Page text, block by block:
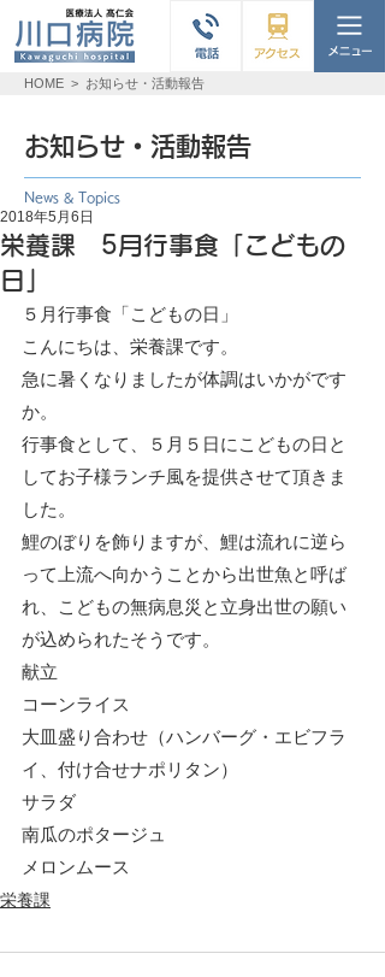
HOME > お知らせ・活動報告
お知らせ・活動報告
News & Topics
栄養課 5月行事食「こどもの
日」
2018年5月6日
５月行事食「こどもの日」
こんにちは、栄養課です。
急に暑くなりましたが体調はいかがです
か。
行事食として、５月５日にこどもの日と
してお子様ランチ風を提供させて頂きま
した。
鯉のぼりを飾りますが、鯉は流れに逆ら
って上流へ向かうことから出世魚と呼ば
れ、こどもの無病息災と立身出世の願い
が込められたそうです。
献立
コーンライス
大皿盛り合わせ（ハンバーグ・エビフラ
イ、付け合せナポリタン）
サラダ
南瓜のポタージュ
メロンムース
栄養課